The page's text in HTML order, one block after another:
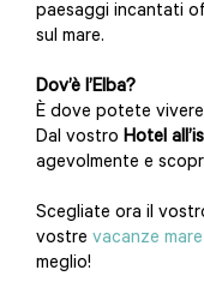
paesaggi incantati
sul mare.
Dov’è l’Elba?
È dove potete vivere
Dal vostro Hotel
agevolmente e
Scegliate ora il
vostre vacanze
meglio!